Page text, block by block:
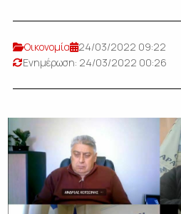
Οικονομία
24/03/2022 09:22
Ενημέρωση: 24/03/2022 00:26